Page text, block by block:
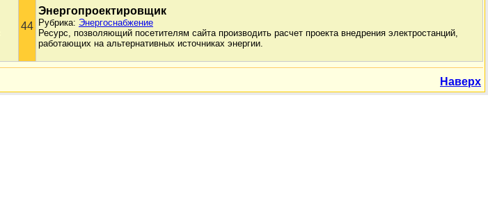
44
Энергопроектировщик
Рубрика: Энергоснабжение
Ресурс, позволяющий посетителям сайта производить расчет проекта внедрения электростанций,
работающих на альтернативных источниках энергии.
Наверх